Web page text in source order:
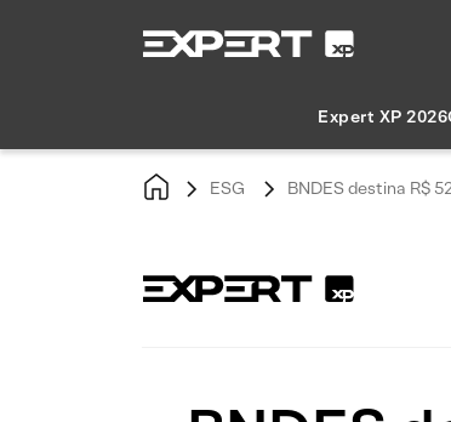
Expert XP 2026
ESG BNDES destina R$